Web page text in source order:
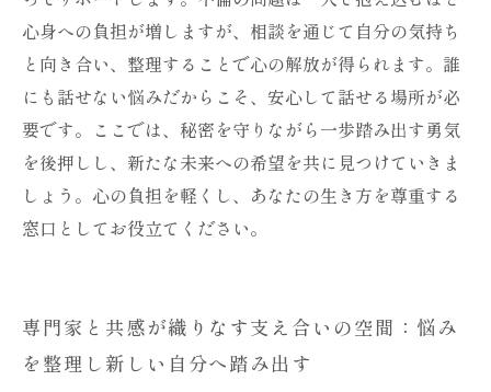
心身への負担が増しますが、相談を通じて自分の気持ち
と向き合い、整理することで心の解放が得られます。誰
にも話せない悩みだからこそ、安心して話せる場所が必
要です。ここでは、秘密を守りながら一歩踏み出す勇気
を後押しし、新たな未来への希望を共に見つけていきま
しょう。心の負担を軽くし、あなたの生き方を尊重する
窓口としてお役立てください。
専門家と共感が織りなす支え合いの空間：悩み
を整理し新しい自分へ踏み出す